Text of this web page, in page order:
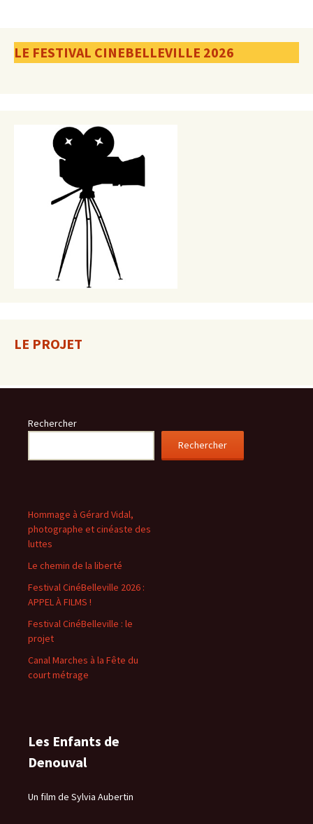
articles
LE FESTIVAL CINEBELLEVILLE 2026
LE PROJET
Rechercher
Rechercher
Hommage à Gérard Vidal,
photographe et cinéaste des
luttes
Le chemin de la liberté
Festival CinéBelleville 2026 :
APPEL À FILMS !
Festival CinéBelleville : le
projet
Canal Marches à la Fête du
court métrage
Les Enfants de
Denouval
Un film de Sylvia Aubertin